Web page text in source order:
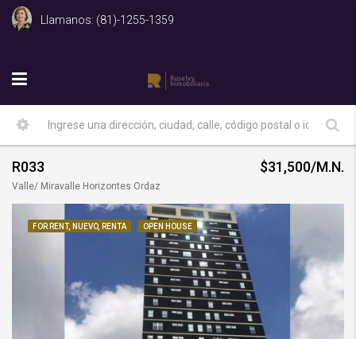
Llamanos: (81)-1255-1359
R033
Valle/ Miravalle Horizontes Ordaz
$31,500/M.N.
FOR RENT, NUEVO, RENTA OPEN HOUSE